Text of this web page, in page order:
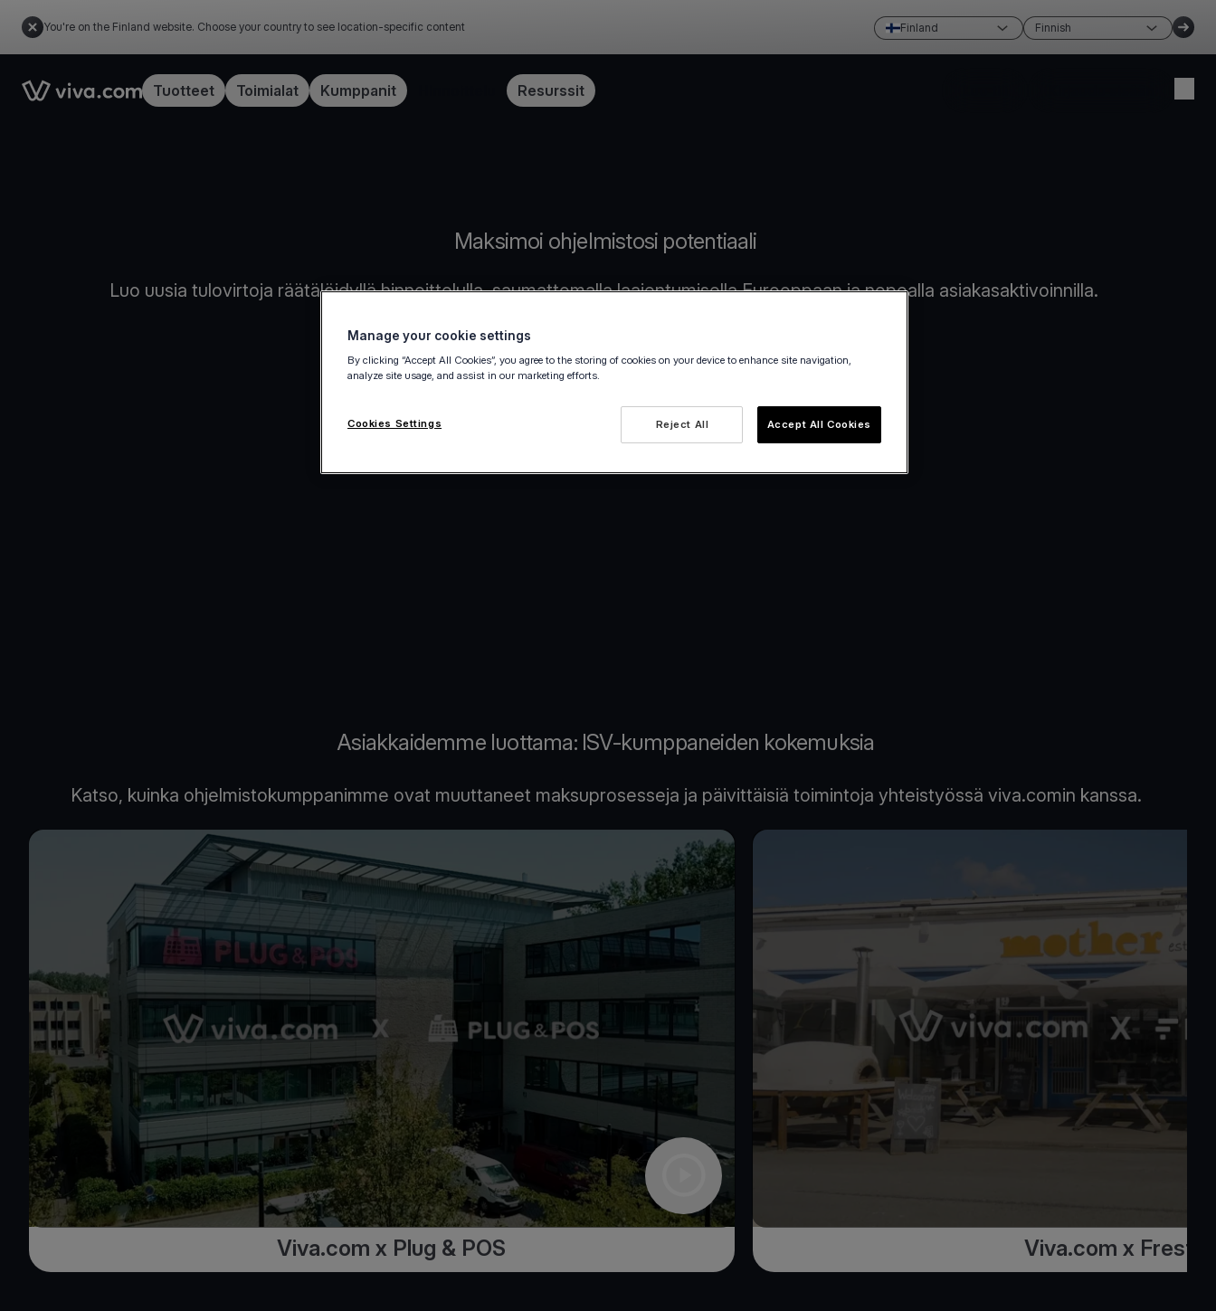
You're on the Finland website. Choose your country to see location-specific content Finland Finnish
Link to the homepageTuotteet Toimialat Kumppanit Resurssit
Maksimoi ohjelmistosi potentiaali
Luo uusia tulovirtoja räätälöidyllä hinnoittelulla, saumattomalla laajentumisella Eurooppaan ja nopealla asiakasaktivoinnilla.
Asiakkaidemme luottama: ISV-kumppaneiden kokemuksia
Katso, kuinka ohjelmistokumppanimme ovat muuttaneet maksuprosesseja ja päivittäisiä toimintoja yhteistyössä viva.comin kanssa.
Viva.com x Plug & POS Viva.com x Fresto
Manage your cookie settings
By clicking “Accept All Cookies”, you agree to the storing of cookies on your device to enhance site navigation,
analyze site usage, and assist in our marketing efforts.
Reject All Accept All Cookies
Cookies Settings